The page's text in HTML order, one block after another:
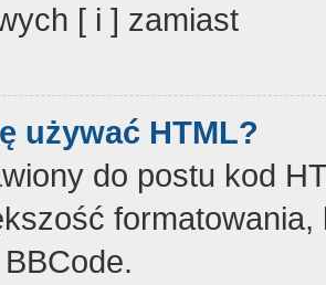
[ i ] zamiast
używać HTML?
do postu kod